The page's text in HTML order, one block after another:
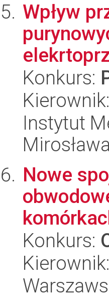
Wpływ
Konkurs:
Instytut
Nowe
Konkurs: